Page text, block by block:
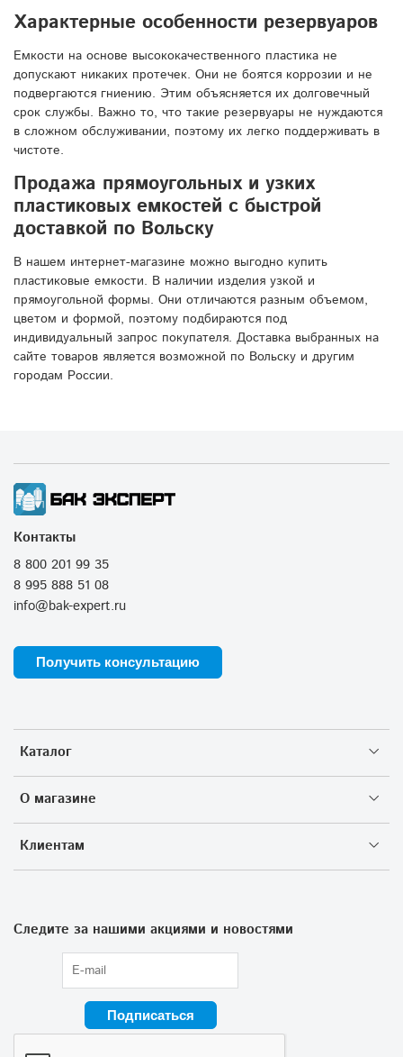
Характерные особенности резервуаров
Емкости на основе высококачественного пластика не
допускают никаких протечек. Они не боятся коррозии и не
подвергаются гниению. Этим объясняется их долговечный
срок службы. Важно то, что такие резервуары не нуждаются
в сложном обслуживании, поэтому их легко поддерживать в
чистоте.
Продажа прямоугольных и узких
пластиковых емкостей с быстрой
доставкой по Вольску
В нашем интернет-магазине можно выгодно купить
пластиковые емкости. В наличии изделия узкой и
прямоугольной формы. Они отличаются разным объемом,
цветом и формой, поэтому подбираются под
индивидуальный запрос покупателя. Доставка выбранных на
сайте товаров является возможной по Вольску и другим
городам России.
Каталог
О магазине
Клиентам
Контакты
8 800 201 99 35
8 995 888 51 08
info@bak-expert.ru
Получить консультацию
Следите за нашими акциями и новостями
Подписаться